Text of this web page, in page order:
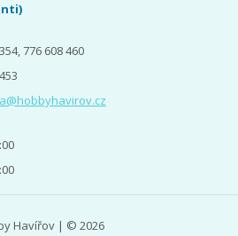
776 608 460
Havířov | © 2026